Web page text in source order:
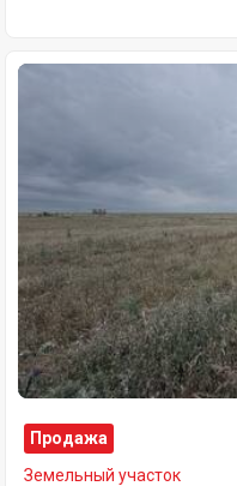
Продажа
Земельный участок